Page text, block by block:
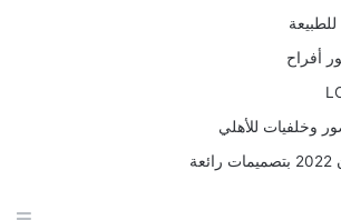
أفراح
وخلفيات للأهلي